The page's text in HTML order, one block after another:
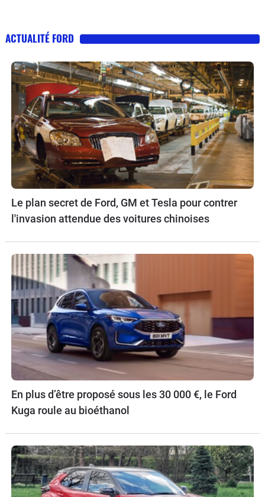
ACTUALITÉ FORD
Le plan secret de Ford, GM et Tesla pour contrer
l'invasion attendue des voitures chinoises
En plus d’être proposé sous les 30 000 €, le Ford
Kuga roule au bioéthanol